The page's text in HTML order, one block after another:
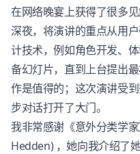
在网络晚宴上获得了很多
深夜，将演讲的重点从用
计技术，例如角色开发、
备幻灯片，直到上台提出
作是值得的；这次演讲受
步对话打开了大门。
我非常感谢《意外分类学
Hedden) ，她向我介绍了